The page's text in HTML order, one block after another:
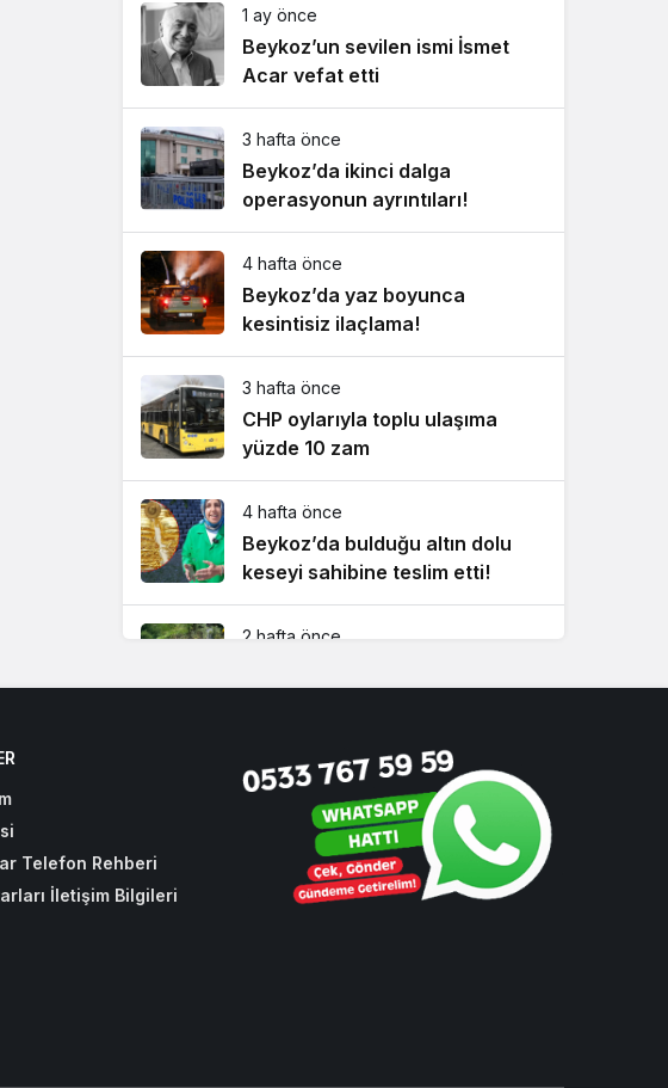
1 ay önce
Beykoz’un sevilen ismi İsmet
Acar vefat etti
3 hafta önce
Beykoz’da ikinci dalga
operasyonun ayrıntıları!
4 hafta önce
Beykoz’da yaz boyunca
kesintisiz ilaçlama!
3 hafta önce
CHP oylarıyla toplu ulaşıma
yüzde 10 zam
4 hafta önce
Beykoz’da bulduğu altın dolu
keseyi sahibine teslim etti!
2 hafta önce
4 hafta önce
Dikkat! Beykoz’un 4 büyük
mahallesinde su kesintisi
Telefon Rehberi
İletişim Bilgileri